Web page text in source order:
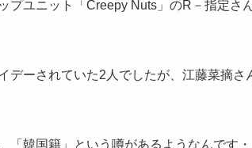
プユニット「Creepy Nuts」のR－指定
デーされていた2人でしたが、江藤菜摘
「韓国籍」という噂があるようなんです・